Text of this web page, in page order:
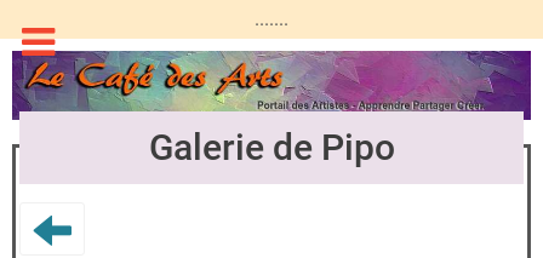
.......
Galerie de Pipo